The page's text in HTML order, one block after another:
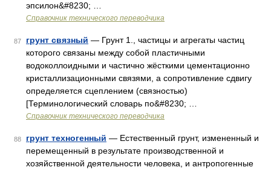
эпсилон&#8230; …
Справочник технического переводчика
87 грунт связный — Грунт 1., частицы и агрегаты частиц
которого связаны между собой пластичными
водоколлоидными и частично жёсткими цементационно
кристаллизационными связями, а сопротивление сдвигу
определяется сцеплением (связностью)
[Терминологический словарь по&#8230; …
Справочник технического переводчика
88 грунт техногенный — Естественный грунт, измененный и
перемещенный в результате производственной и
хозяйственной деятельности человека, и антропогенные